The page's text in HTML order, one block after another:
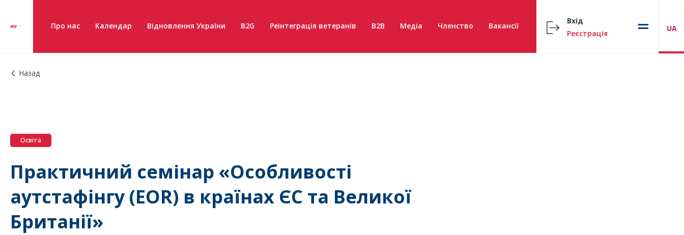
Про нас Календар Відновлення України B2G Реінтеграція ветеранів B2B Медіа Членство Вакансії
Вхід
Реєстрація
UA
Назад
Освіта
Практичний семінар «Особливості
аутстафінгу (EOR) в країнах ЄС та Великої
Британії»